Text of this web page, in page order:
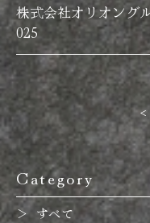
株式会社オリオング
025
<
Category
すべて